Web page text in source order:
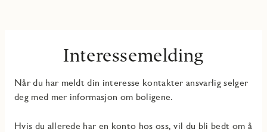
Interessemelding
Når du har meldt din interesse kontakter ansvarlig selger
deg med mer informasjon om boligene.
Hvis du allerede har en konto hos oss, vil du bli bedt om å